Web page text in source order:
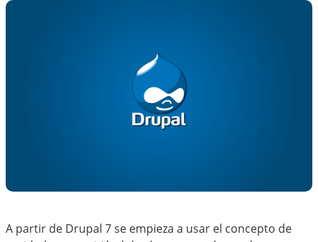
A partir de Drupal 7 se empieza a usar el concepto de